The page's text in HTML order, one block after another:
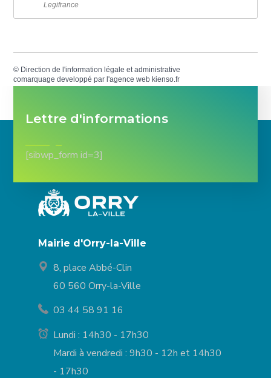
Legifrance
© Direction de l'information légale et administrative
comarquage developpé par l'agence web kienso.fr
Lettre d'informations
[sibwp_form id=3]
Mairie d'Orry-la-Ville
8, place Abbé-Clin
60 560 Orry-la-Ville
03 44 58 91 16
Lundi : 14h30 - 17h30
Mardi à vendredi : 9h30 - 12h et 14h30
- 17h30